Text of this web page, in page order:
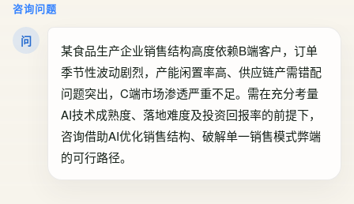
咨询问题
问
某食品生产企业销售结构高度依赖B端客户，订单
季节性波动剧烈，产能闲置率高、供应链产需错配
问题突出，C端市场渗透严重不足。需在充分考量
AI技术成熟度、落地难度及投资回报率的前提下，
咨询借助AI优化销售结构、破解单一销售模式弊端
的可行路径。